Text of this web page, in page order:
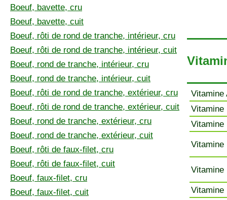
Boeuf, bavette, cru
Boeuf, bavette, cuit
Boeuf, rôti de rond de tranche, intérieur, cru
Boeuf, rôti de rond de tranche, intérieur, cuit
Boeuf, rond de tranche, intérieur, cru
Boeuf, rond de tranche, intérieur, cuit
Boeuf, rôti de rond de tranche, extérieur, cru
Boeuf, rôti de rond de tranche, extérieur, cuit
Boeuf, rond de tranche, extérieur, cru
Boeuf, rond de tranche, extérieur, cuit
Boeuf, rôti de faux-filet, cru
Boeuf, rôti de faux-filet, cuit
Boeuf, faux-filet, cru
Boeuf, faux-filet, cuit
Vitamine
Vitamine
Vitamine
Vitamine
Vitamine
Vitamine